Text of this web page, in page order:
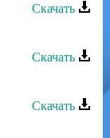
Скачать
Скачать
Скачать